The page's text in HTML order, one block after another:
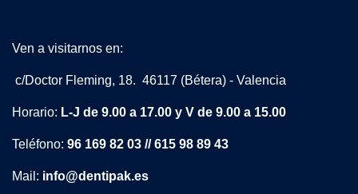
Ven a visitarnos en:
c/Doctor Fleming, 18. 46117 (Bétera) - Valencia
Horario: L-J de 9.00 a 17.00 y V de 9.00 a 15.00
Teléfono: 96 169 82 03 // 615 98 89 43
Mail: info@dentipak.es